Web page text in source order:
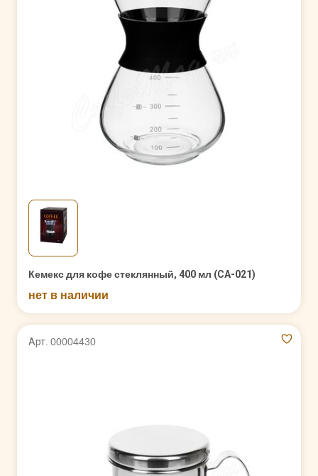
Кемекс для кофе стеклянный, 400 мл (CA-021)
нет в наличии
Арт. 00004430